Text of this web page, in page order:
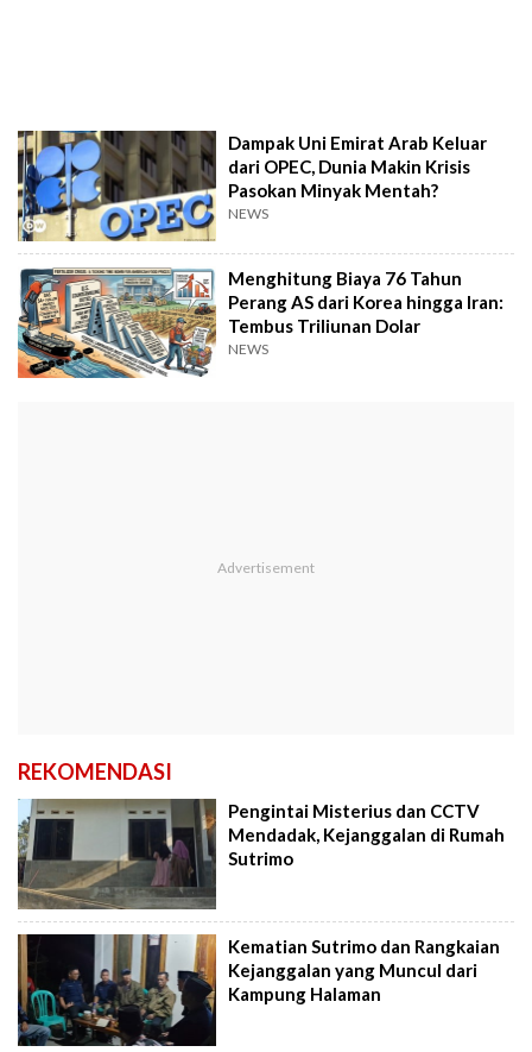
Dampak Uni Emirat Arab Keluar
dari OPEC, Dunia Makin Krisis
Pasokan Minyak Mentah?
NEWS
Menghitung Biaya 76 Tahun
Perang AS dari Korea hingga Iran:
Tembus Triliunan Dolar
NEWS
REKOMENDASI
Pengintai Misterius dan CCTV
Mendadak, Kejanggalan di Rumah
Sutrimo
Kematian Sutrimo dan Rangkaian
Kejanggalan yang Muncul dari
Kampung Halaman